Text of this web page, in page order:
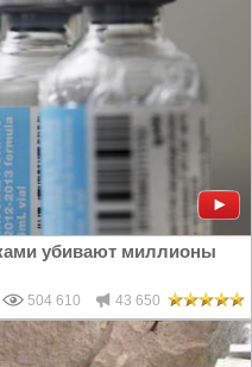
убивают миллионы
504 610 43 650